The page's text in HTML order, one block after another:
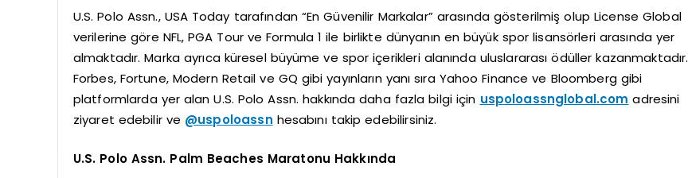
U.S. Polo Assn., USA Today tarafından “En Güvenilir Markalar” arasında gösterilmiş olup License Global
verilerine göre NFL, PGA Tour ve Formula 1 ile birlikte dünyanın en büyük spor lisansörleri arasında yer
almaktadır. Marka ayrıca küresel büyüme ve spor içerikleri alanında uluslararası ödüller kazanmaktadır.
Forbes, Fortune, Modern Retail ve GQ gibi yayınların yanı sıra Yahoo Finance ve Bloomberg gibi
platformlarda yer alan U.S. Polo Assn. hakkında daha fazla bilgi için uspoloassnglobal.com adresini
ziyaret edebilir ve @uspoloassn hesabını takip edebilirsiniz.
U.S. Polo Assn. Palm Beaches Maratonu Hakkında